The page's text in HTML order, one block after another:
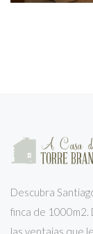
Descubra
finca de 1000m2.
las ventajas que